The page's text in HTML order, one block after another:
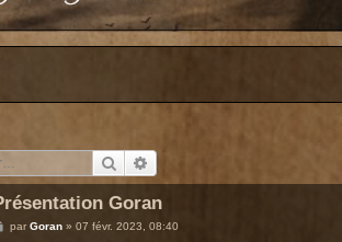
Rechercher
Goran
Mpar Goran» 07 févr. 2023, 08:40